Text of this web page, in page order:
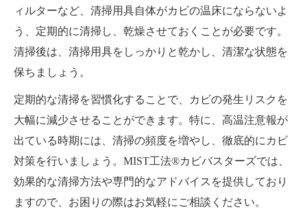
ィルターなど、清掃用具自体がカビの温床にならないよ
う、定期的に清掃し、乾燥させておくことが必要です。
清掃後は、清掃用具をしっかりと乾かし、清潔な状態を
保ちましょう。
定期的な清掃を習慣化することで、カビの発生リスクを
大幅に減少させることができます。特に、高温注意報が
出ている時期には、清掃の頻度を増やし、徹底的にカビ
対策を行いましょう。MIST工法®カビバスターズでは、
効果的な清掃方法や専門的なアドバイスを提供しており
ますので、お困りの際はお気軽にご相談ください。